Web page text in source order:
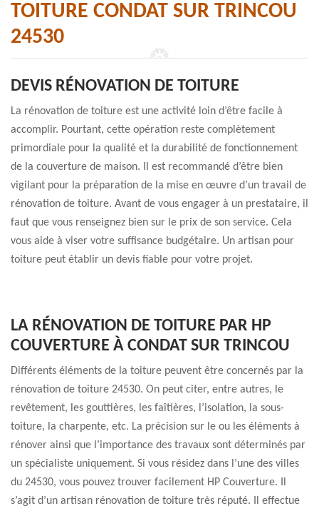
TOITURE CONDAT SUR TRINCOU
24530
DEVIS RÉNOVATION DE TOITURE
La rénovation de toiture est une activité loin d’être facile à
accomplir. Pourtant, cette opération reste complètement
primordiale pour la qualité et la durabilité de fonctionnement
de la couverture de maison. Il est recommandé d’être bien
vigilant pour la préparation de la mise en œuvre d’un travail de
rénovation de toiture. Avant de vous engager à un prestataire, il
faut que vous renseignez bien sur le prix de son service. Cela
vous aide à viser votre suffisance budgétaire. Un artisan pour
toiture peut établir un devis fiable pour votre projet.
LA RÉNOVATION DE TOITURE PAR HP
COUVERTURE À CONDAT SUR TRINCOU
Différents éléments de la toiture peuvent être concernés par la
rénovation de toiture 24530. On peut citer, entre autres, le
revêtement, les gouttières, les faîtières, l’isolation, la sous-
toiture, la charpente, etc. La précision sur le ou les éléments à
rénover ainsi que l’importance des travaux sont déterminés par
un spécialiste uniquement. Si vous résidez dans l’une des villes
du 24530, vous pouvez trouver facilement HP Couverture. Il
s’agit d’un artisan rénovation de toiture très réputé. Il effectue